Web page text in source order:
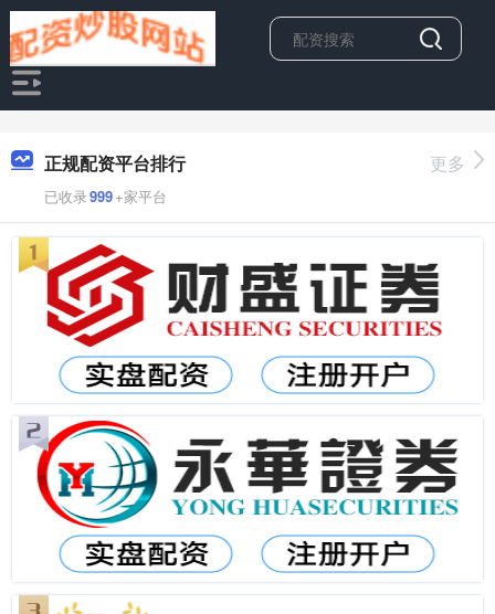
正规配资平台排行
已收录999+家平台
更多